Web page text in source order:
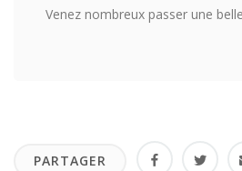
Venez nombreux passer une
PARTAGER